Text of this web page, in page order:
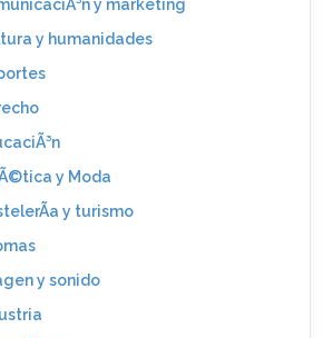
y marketing
y humanidades
y Moda
y turismo
y sonido